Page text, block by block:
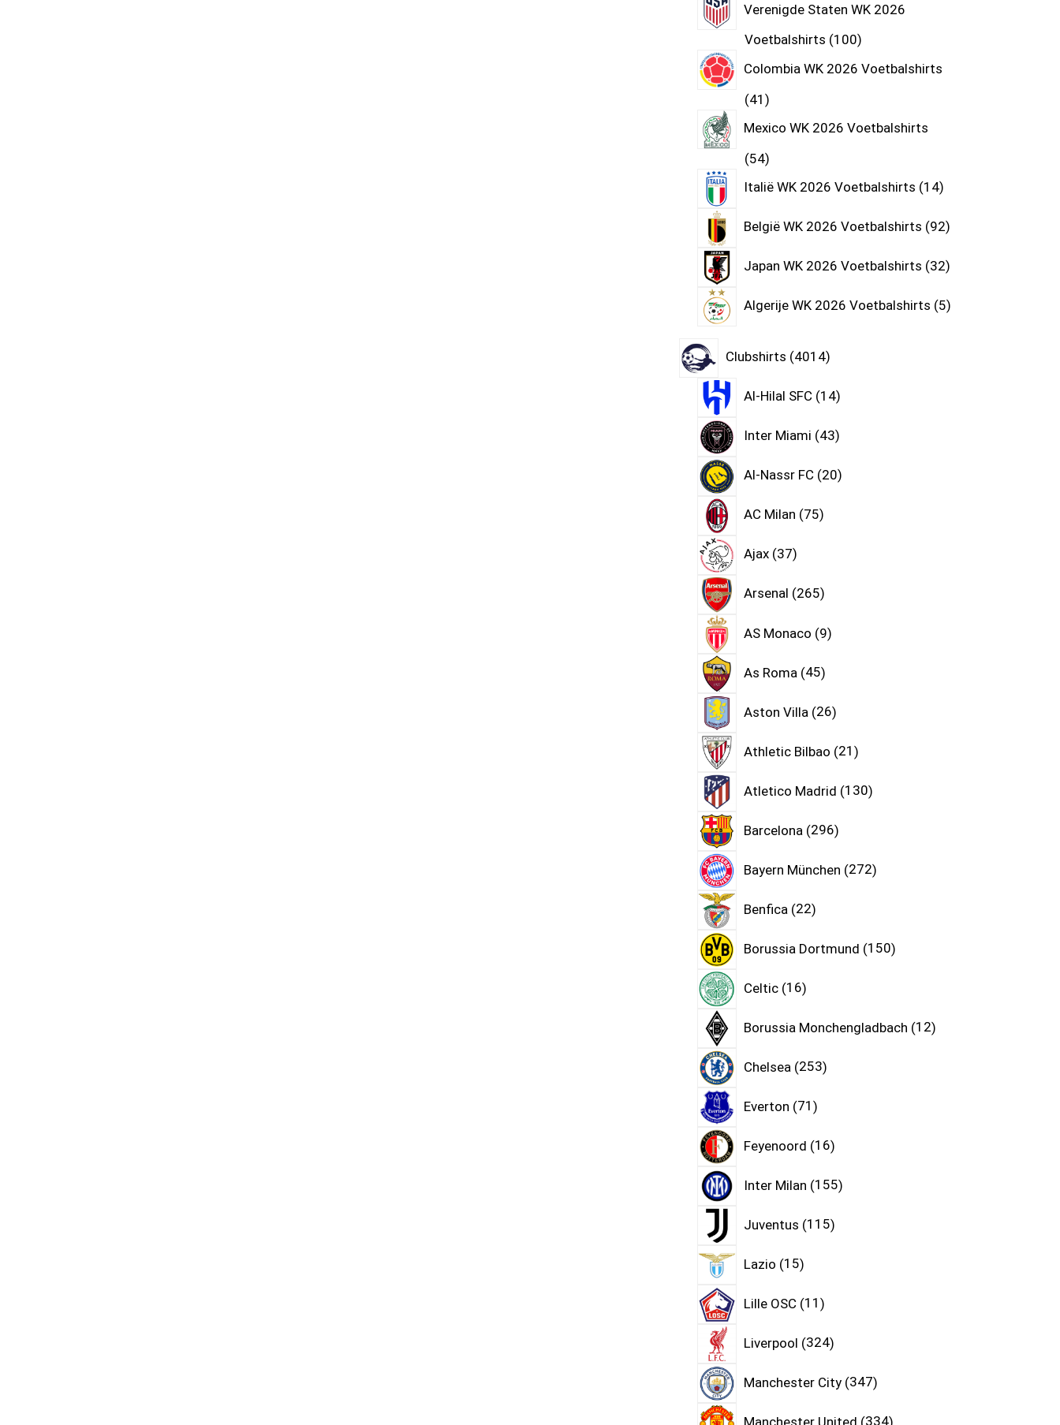
Verenigde Staten WK 2026
Voetbalshirts 100
Colombia WK 2026 Voetbalshirts
41
Mexico WK 2026 Voetbalshirts
54
Italië WK 2026 Voetbalshirts 14
België WK 2026 Voetbalshirts 92
Japan WK 2026 Voetbalshirts 32
Algerije WK 2026 Voetbalshirts 5
Clubshirts 4014
Al-Hilal SFC 14
Inter Miami 43
Al-Nassr FC 20
AC Milan 75
Ajax 37
Arsenal 265
AS Monaco 9
As Roma 45
Aston Villa 26
Athletic Bilbao 21
Atletico Madrid 130
Barcelona 296
Bayern München 272
Benfica 22
Borussia Dortmund 150
Celtic 16
Borussia Monchengladbach 12
Chelsea 253
Everton 71
Feyenoord 16
Inter Milan 155
Juventus 115
Lazio 15
Lille OSC 11
Liverpool 324
Manchester City 347
Manchester United 334